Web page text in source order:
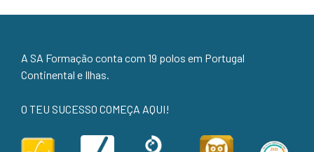
A SA Formação conta com 19 polos em Portugal
Continental e Ilhas.
O TEU SUCESSO COMEÇA AQUI!